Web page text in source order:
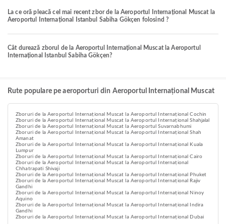
La ce oră pleacă cel mai recent zbor de la Aeroportul Internațional Muscat la
Aeroportul Internațional Istanbul Sabiha Gökçen folosind ?
Cât durează zborul de la Aeroportul Internațional Muscat la Aeroportul
Internațional Istanbul Sabiha Gökçen?
Rute populare pe aeroporturi din Aeroportul Internațional Muscat
Zboruri de la Aeroportul Internațional Muscat la Aeroportul Internațional Cochin
Zboruri de la Aeroportul Internațional Muscat la Aeroportul Internațional Shahjalal
Zboruri de la Aeroportul Internațional Muscat la Aeroportul Suvarnabhumi
Zboruri de la Aeroportul Internațional Muscat la Aeroportul Internațional Shah
Amanat
Zboruri de la Aeroportul Internațional Muscat la Aeroportul Internațional Kuala
Lumpur
Zboruri de la Aeroportul Internațional Muscat la Aeroportul Internațional Cairo
Zboruri de la Aeroportul Internațional Muscat la Aeroportul Internațional
Chhatrapati Shivaji
Zboruri de la Aeroportul Internațional Muscat la Aeroportul Internațional Phuket
Zboruri de la Aeroportul Internațional Muscat la Aeroportul Internațional Rajiv
Gandhi
Zboruri de la Aeroportul Internațional Muscat la Aeroportul Internațional Ninoy
Aquino
Zboruri de la Aeroportul Internațional Muscat la Aeroportul Internațional Indira
Gandhi
Zboruri de la Aeroportul Internațional Muscat la Aeroportul Internațional Dubai